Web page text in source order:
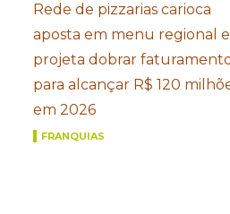
Rede de pizzarias carioca
aposta em menu regional e
projeta dobrar
para alcançar R$ 120
em 2026
FRANQUIAS